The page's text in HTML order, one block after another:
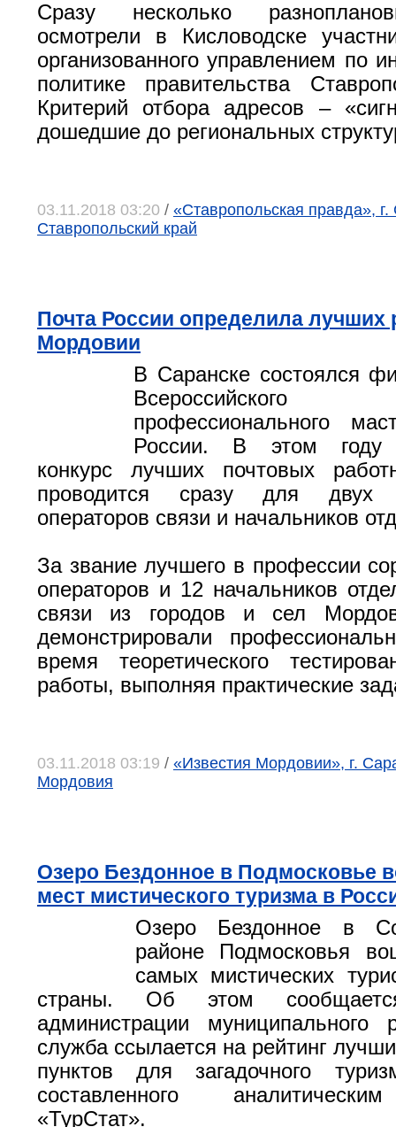
Сразу несколько
осмотрели в Кисловодске
организованного управлением по
политике правительства
Критерий отбора адресов –
дошедшие до региональных
03.11.2018 03:20 / «Ставропольская правда»,
Ставропольский край
Почта России определила лучших
Мордовии
В Саранске состоялся
профессионального
России. В этом году
конкурс лучших почтовых
проводится сразу для
операторов связи и начальников
За звание лучшего в профессии
операторов и 12 начальников
связи из городов и сел
демонстрировали
время теоретического
работы, выполняя практические
03.11.2018 03:19 / «Известия Мордовии», г.
Мордовия
Озеро Бездонное в Подмосковье
мест мистического туризма в
Озеро Бездонное в
районе Подмосковья
самых мистических
страны. Об этом
администрации муниципального
служба ссылается на рейтинг
пунктов для загадочного
составленного
«ТурСтат».